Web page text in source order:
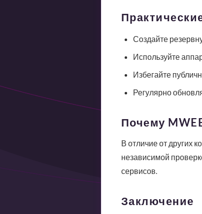
Создайте
Используйте
Избегайте
Регулярно
Почему
В отличие от других
независимой
сервисов.
Заключение